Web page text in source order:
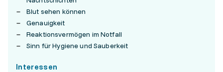
Blut sehen können
Genauigkeit
Reaktionsvermögen im Notfall
Sinn für Hygiene und Sauberkeit
Interessen